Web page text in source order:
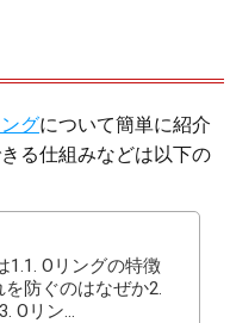
グについて簡単に紹介
る仕組みなどは以下の
1.1. Oリングの特徴
を防ぐのはなぜか2.
Oリン...